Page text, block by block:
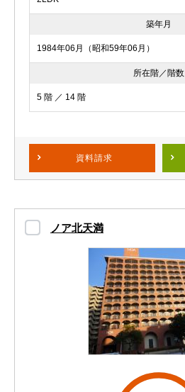
築年月
1984年06月（昭和59年06月）
所在階／階数
5 階 ／ 14 階
資料請求
ノア北天満